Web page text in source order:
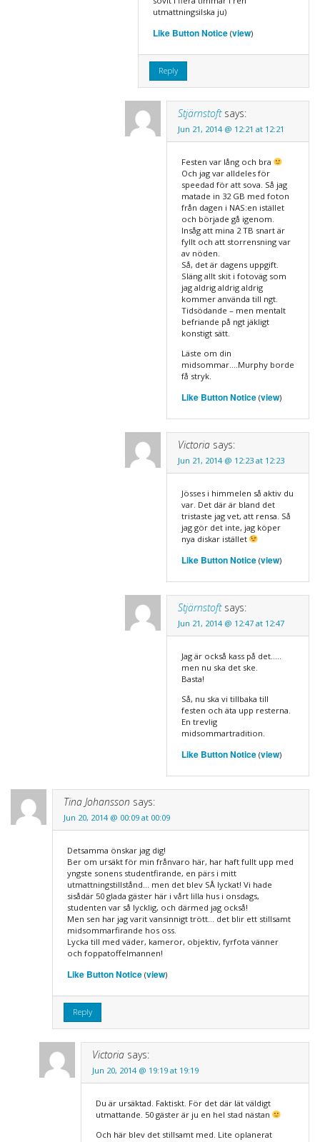
utmattningsilska ju)
Like Button Notice(view)
Reply
Stjärnstoft says:
Jun 21, 2014 @ 12:21 at 12:21
Festen var lång och bra
Och jag var alldeles för
speedad för att sova. Så jag
matade in 32 GB med foton
från dagen i NAS:en istället
och började gå igenom.
Insåg att mina 2 TB snart är
fyllt och att storrensning var
av nöden.
Så, det är dagens uppgift.
Släng allt skit i fotoväg som
jag aldrig aldrig aldrig
kommer använda till ngt.
Tidsödande – men mentalt
befriande på ngt jäkligt
konstigt sätt.
Läste om din
midsommar….Murphy borde
få stryk.
Like Button Notice(view)
Victoria says:
Jun 21, 2014 @ 12:23 at 12:23
Jösses i himmelen så aktiv du
var. Det där är bland det
tristaste jag vet, att rensa. Så
jag gör det inte, jag köper
nya diskar istället
Like Button Notice(view)
Stjärnstoft says:
Jun 21, 2014 @ 12:47 at 12:47
Jag är också kass på det…..
men nu ska det ske.
Basta!
Så, nu ska vi tillbaka till
festen och äta upp resterna.
En trevlig
midsommartradition.
Like Button Notice(view)
Tina Johansson says:
Jun 20, 2014 @ 00:09 at 00:09
Detsamma önskar jag dig!
Ber om ursäkt för min frånvaro här, har haft fullt upp med
yngste sonens studentfirande, en pärs i mitt
utmattningstillstånd… men det blev SÅ lyckat! Vi hade
sisådär 50 glada gäster här i vårt lilla hus i onsdags,
studenten var så lycklig, och därmed jag också!
Men sen har jag varit vansinnigt trött… det blir ett stillsamt
midsommarfirande hos oss.
Lycka till med väder, kameror, objektiv, fyrfota vänner
och foppatoffelmannen!
Like Button Notice(view)
Reply
Victoria says:
Jun 20, 2014 @ 19:19 at 19:19
Du är ursäktad. Faktiskt. För det där lät väldigt
utmattande. 50 gäster är ju en hel stad nästan
Och här blev det stillsamt med. Lite oplanerat